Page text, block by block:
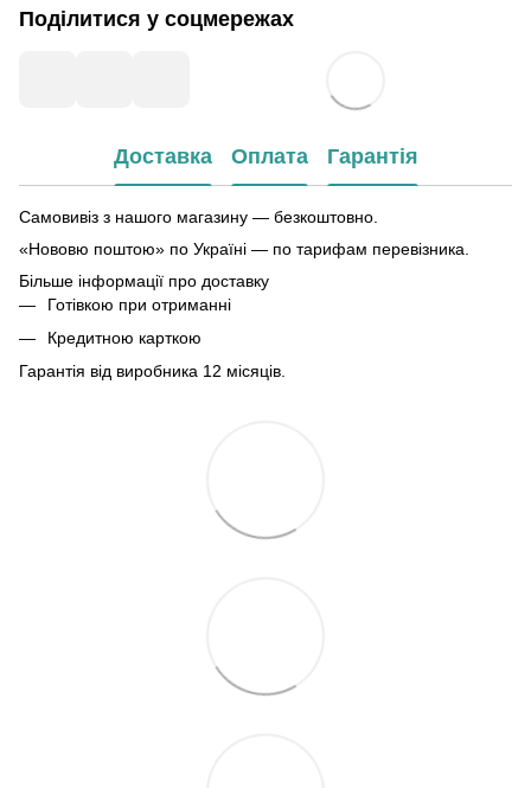
Поділитися у соцмережах
Доставка Оплата Гарантія
Самовивіз з нашого магазину — безкоштовно.
«Нововю поштою» по Україні — по тарифам перевізника.
Більше інформації про доставку
Готівкою при отриманні
Кредитною карткою
Гарантія від виробника 12 місяців.